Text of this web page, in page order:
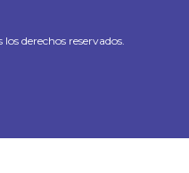
derechos reservados.